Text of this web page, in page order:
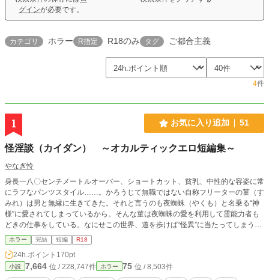
グインが必要です。
カテゴリ ホラー R指定 R18のみ タグ ご都合主義
4件
1 お気に入り追加 51
怪淫談（カイダン） ～オカルティックエロ短編集～
やなぎ怜
身長一八〇センチメートルオーバー、ショートカット、貧乳、中性的な容姿に常
にラフなパンツスタイル……。かろうじて無職ではない自称フリーターの菫（す
みれ）は男と無縁に生きてきた。それと言うのも夜蜘蛛（やくも）と名乗る“神
様”に愛されてしまっているから。そんな菫は夜蜘蛛の愛を利用して霊能力者も
どきの仕事をしている。なにせこの世界、道を歩けば“怪異”に当たってしまうく
らいなので――。 そんな一人と一柱がエッチしたりしなかったりしつつ、“怪
異”を解決したりしなかったりするオカルトエロストーリー。 ※色々と習作。主
人公orゲストモブ女子がエロい目に遭う話。エロ含めて基本全体的に馬鹿馬鹿し
い雰囲気なのでホラー要素はそれほど強くないです。 ※現在エピソード3まで掲
ホラー 完結 短編 R18
24h.ポイント 170pt
小説 7,664 位 / 228,747件 ホラー 75 位 / 8,503件